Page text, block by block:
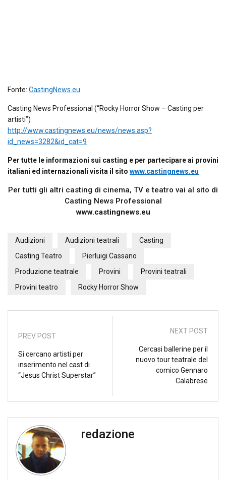
Fonte: CastingNews.eu
Casting News Professional (“Rocky Horror Show – Casting per
artisti”)
http://www.castingnews.eu/news/news.asp?
id_news=3282&id_cat=9
Per tutte le informazioni sui casting e per partecipare ai provini
italiani ed internazionali visita il sito www.castingnews.eu
Per tutti gli altri casting di cinema, TV e teatro vai al sito di
Casting News Professional
www.castingnews.eu
Audizioni Audizioni teatrali
Casting
Casting Teatro
Pierluigi Cassano
Produzione teatrale
Provini
Provini teatrali
Provini teatro
Rocky Horror Show
PREV POST
Si cercano artisti per
inserimento nel cast di
“Jesus Christ Superstar”
NEXT POST
Cercasi ballerine per il
nuovo tour teatrale del
comico Gennaro
Calabrese
redazione